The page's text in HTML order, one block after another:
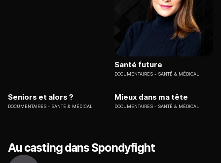
Santé future
DOCUMENTAIRES SANTÉ & MÉDICAL
Seniors et alors ?
DOCUMENTAIRES SANTÉ & MÉDICAL
Mieux dans ma tête
DOCUMENTAIRES SANTÉ & MÉDICAL
Au casting dans Spondyfight